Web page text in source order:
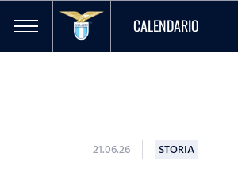
CALENDARIO
21.06.26 STORIA